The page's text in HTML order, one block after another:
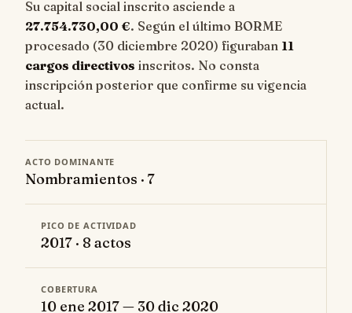
Su capital social inscrito asciende a
27.754.730,00 €. Según el último BORME
procesado (30 diciembre 2020) figuraban 11
cargos directivos inscritos. No consta
inscripción posterior que confirme su vigencia
actual.
ACTO DOMINANTE
Nombramientos · 7
PICO DE ACTIVIDAD
2017 · 8 actos
COBERTURA
10 ene 2017 — 30 dic 2020